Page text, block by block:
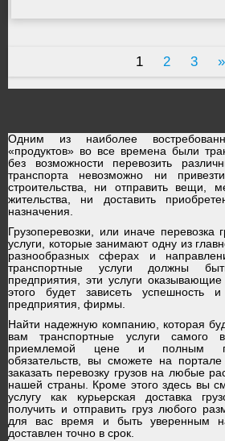
1 2 3 »
Одним из наиболее
«продуктов» во все времена были
без возможности перевозить
транспорта невозможно ни
строительства, ни отправить вещи,
жительства, ни доставить
назначения.
Грузоперевозки, или иначе перевозка
услуги, которые занимают одну из
разнообразных сферах и
транспортные услуги должны
предприятия, эти услуги
этого будет зависеть успешность
предприятия, фирмы.
Найти надежную компанию, которая
вам транспортные услуги самого
приемлемой цене и полным
обязательств, вы сможете на
заказать перевозку грузов на любые
нашей страны. Кроме этого здесь вы
услугу как курьерская доставка
получить и отправить груз любого
для вас время и быть уверенным
доставлен точно в срок.